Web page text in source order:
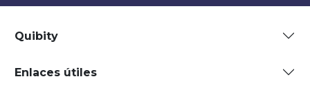
Quibity
Enlaces útiles